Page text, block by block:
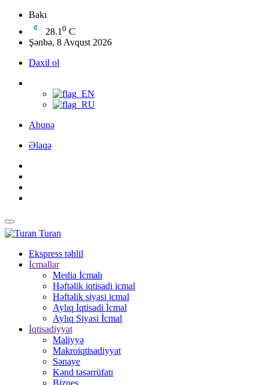
Bakı
28.1 0 C
Şənbə, 8 Avqust 2026
Daxil ol
Abunə
Əlaqə
Turan
Ekspress təhlil
İcmallar
Media İcmalı
Həftəlik iqtisadi icmal
Həftəlik siyasi icmal
Aylıq İqtisadi İcmal
Aylıq Siyasi İcmal
İqtisadiyyat
Maliyyə
Makroiqtisadiyyat
Sənaye
Kənd təsərrüfatı
Biznes